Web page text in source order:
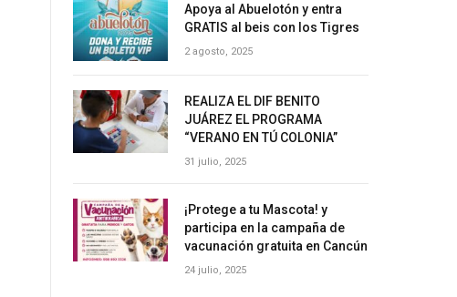
Apoya al Abuelotón y entra
GRATIS al beis con los Tigres
2 agosto, 2025
REALIZA EL DIF BENITO
JUÁREZ EL PROGRAMA
“VERANO EN TÚ COLONIA”
31 julio, 2025
¡Protege a tu Mascota! y
participa en la campaña de
vacunación gratuita en Cancún
24 julio, 2025